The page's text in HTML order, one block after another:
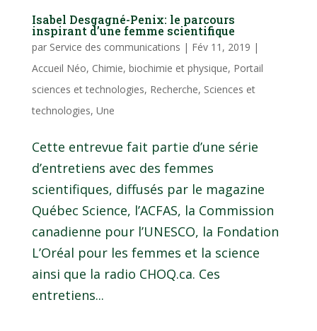
Isabel Desgagné-Penix: le parcours
inspirant d’une femme scientifique
par Service des communications | Fév 11, 2019 |
Accueil Néo, Chimie, biochimie et physique, Portail
sciences et technologies, Recherche, Sciences et
technologies, Une
Cette entrevue fait partie d’une série
d’entretiens avec des femmes
scientifiques, diffusés par le magazine
Québec Science, l’ACFAS, la Commission
canadienne pour l’UNESCO, la Fondation
L’Oréal pour les femmes et la science
ainsi que la radio CHOQ.ca. Ces
entretiens...